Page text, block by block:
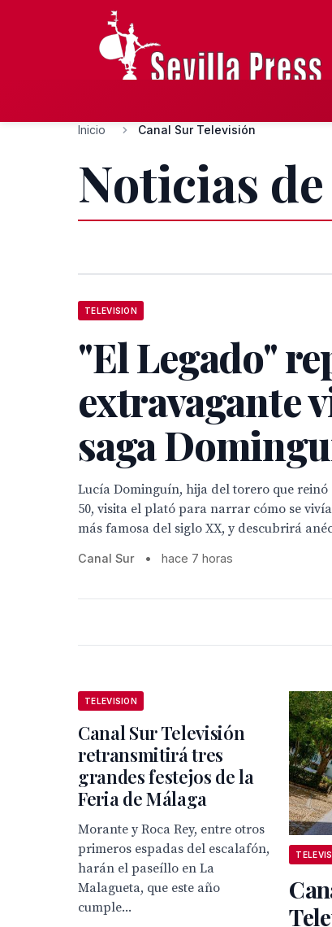
Inicio Canal Sur Televisión
Noticias
TELEVISION
"El Legado"
extravagante
saga
Lucía Dominguín, hija del torero que reinó
50, visita el plató para narrar cómo se
más famosa del siglo XX, y descubrirá
Canal Sur • hace 7 horas
TELEVISION
Canal Sur Televisión
retransmitirá tres
grandes festejos de la
Feria de Málaga
Morante y Roca Rey, entre otros
primeros espadas del escalafón,
harán el paseíllo en La
Malagueta, que este año
cumple...